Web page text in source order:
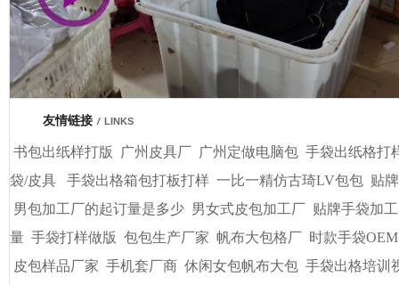
友情链接 / LINKS
书包出纸样打版 广州皮具厂 广州定做电脑包 手袋出纸格打
袋/皮具
手袋出格箱包打板打样 一比一精仿古琦LV包包 贴
男包加工厂的起订量是多少 男女式皮包加工厂 贴牌手袋加
量 手袋打样做版 包包生产厂家 帆布大包格厂 时款手袋OEM
皮包样品厂家 手机套厂商 休闲女包帆布大包 手袋出格培训